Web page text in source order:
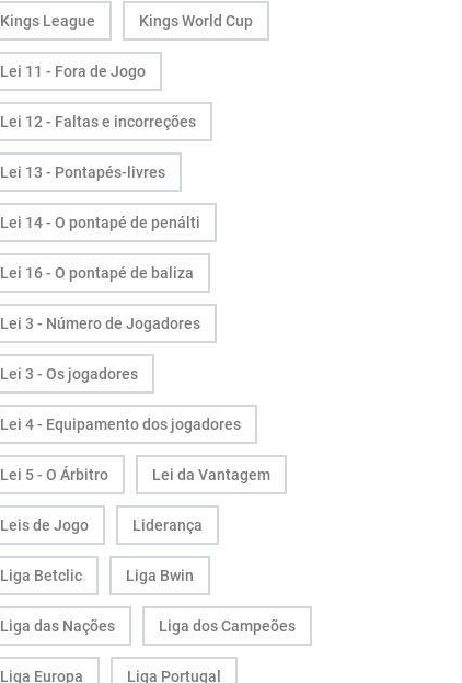
Kings League Kings World Cup
Lei 11 - Fora de Jogo
Lei 12 - Faltas e incorreções
Lei 13 - Pontapés-livres
Lei 14 - O pontapé de penálti
Lei 16 - O pontapé de baliza
Lei 3 - Número de Jogadores
Lei 3 - Os jogadores
Lei 4 - Equipamento dos jogadores
Lei 5 - O Árbitro Lei da Vantagem
Leis de Jogo Liderança
Liga Betclic Liga Bwin
Liga das Nações Liga dos Campeões
Liga Europa Liga Portugal